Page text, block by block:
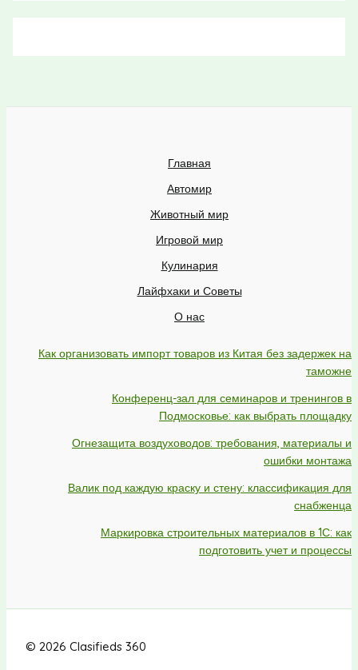
Главная
Автомир
Животный мир
Игровой мир
Кулинария
Лайфхаки и Советы
О нас
Как организовать импорт товаров из Китая без задержек на
таможне
Конференц-зал для семинаров и тренингов в
Подмосковье: как выбрать площадку
Огнезащита воздуховодов: требования, материалы и
ошибки монтажа
Валик под каждую краску и стену: классификация для
снабженца
Маркировка строительных материалов в 1С: как
подготовить учет и процессы
© 2026 Clasifieds 360